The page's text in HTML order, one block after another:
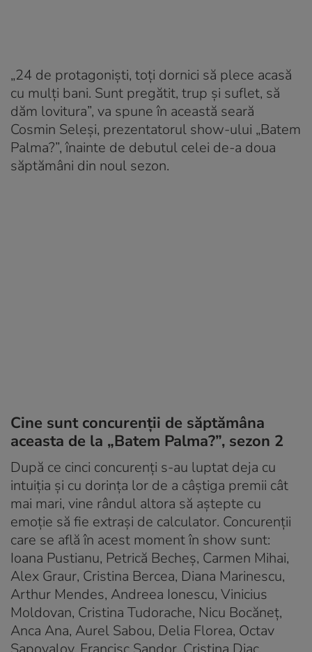
„24 de protagoniști, toți dornici să plece acasă
cu mulți bani. Sunt pregătit, trup și suflet, să
dăm lovitura”, va spune în această seară
Cosmin Seleși, prezentatorul show-ului „Batem
Palma?”, înainte de debutul celei de-a doua
săptămâni din noul sezon.
Cine sunt concurenții de săptămâna
aceasta de la „Batem Palma?”, sezon 2
După ce cinci concurenți s-au luptat deja cu
intuiția și cu dorința lor de a câștiga premii cât
mai mari, vine rândul altora să aștepte cu
emoție să fie extrași de calculator. Concurenții
care se află în acest moment în show sunt:
Ioana Pustianu, Petrică Becheș, Carmen Mihai,
Alex Graur, Cristina Bercea, Diana Marinescu,
Arthur Mendes, Andreea Ionescu, Vinicius
Moldovan, Cristina Tudorache, Nicu Bocăneț,
Anca Ana, Aurel Sabou, Delia Florea, Octav